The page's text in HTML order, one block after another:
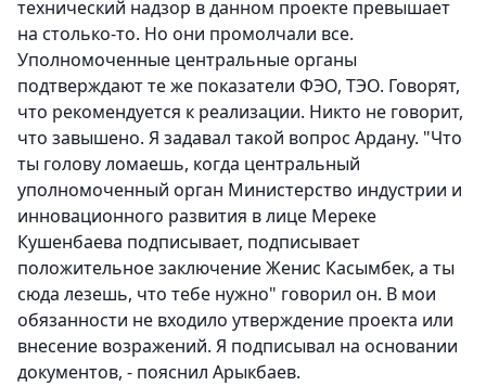
технический надзор в данном проекте превышает
на столько-то. Но они промолчали все.
Уполномоченные центральные органы
подтверждают те же показатели ФЭО, ТЭО. Говорят,
что рекомендуется к реализации. Никто не говорит,
что завышено. Я задавал такой вопрос Ардану. "Что
ты голову ломаешь, когда центральный
уполномоченный орган Министерство индустрии и
инновационного развития в лице Мереке
Кушенбаева подписывает, подписывает
положительное заключение Женис Касымбек, а ты
сюда лезешь, что тебе нужно" говорил он. В мои
обязанности не входило утверждение проекта или
внесение возражений. Я подписывал на основании
документов, - пояснил Арыкбаев.